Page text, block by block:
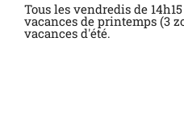
Tous les vendredis de
vacances de printemps (3
vacances d'été.